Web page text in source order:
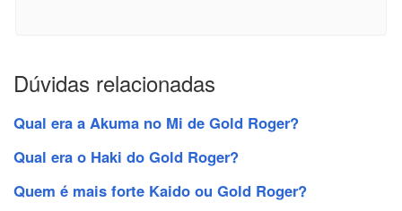
Dúvidas relacionadas
Qual era a Akuma no Mi de Gold Roger?
Qual era o Haki do Gold Roger?
Quem é mais forte Kaido ou Gold Roger?